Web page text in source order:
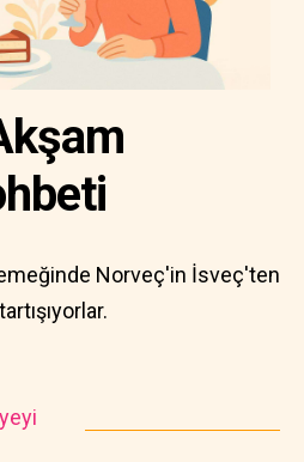
Norveç'in İsveç'ten